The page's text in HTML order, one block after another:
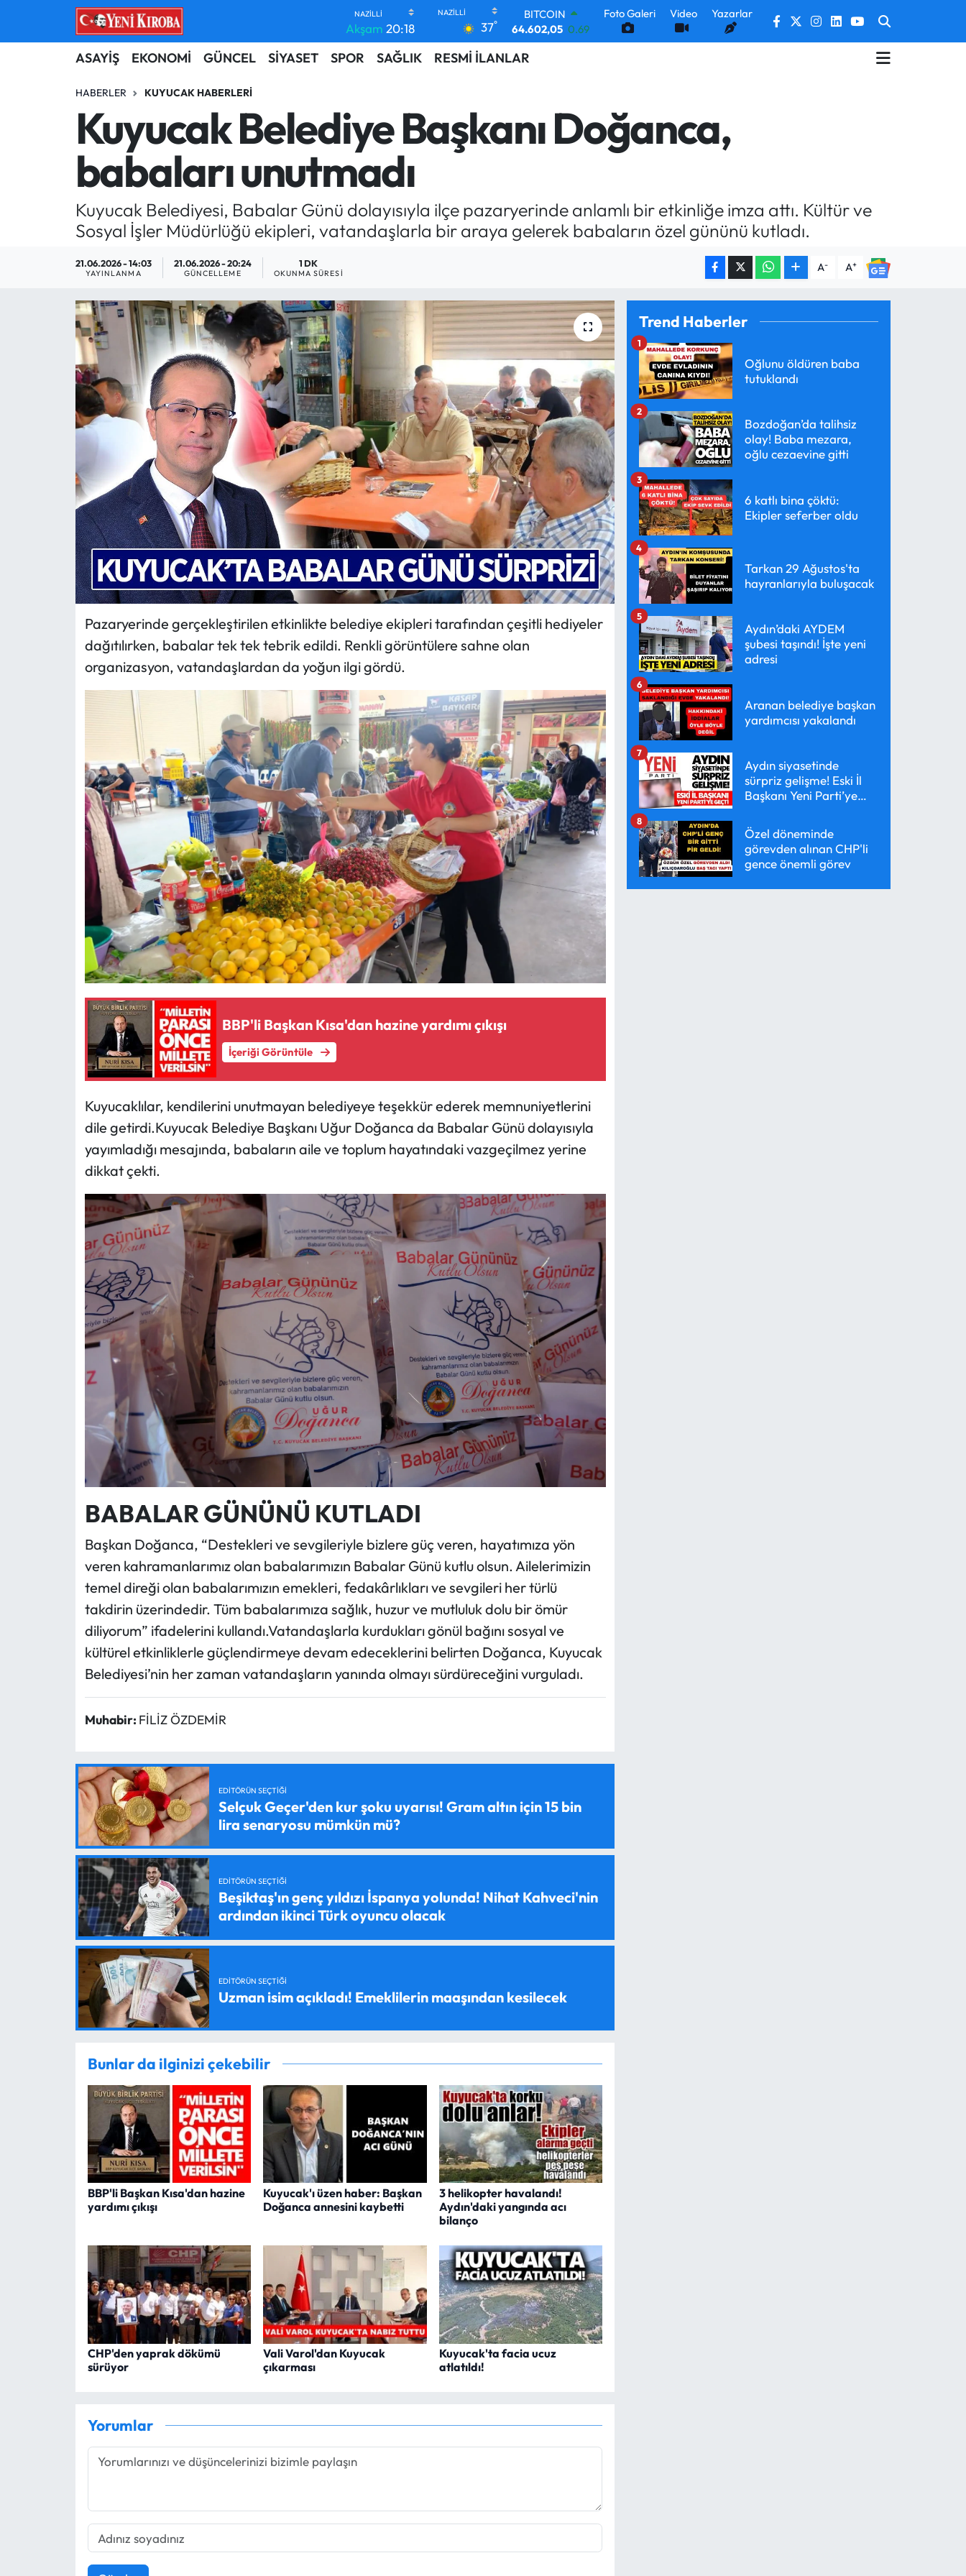
Akşam 20:18 37°
DOLAR
47,6006 0.06
EURO
55,0250
6513.94
0.32
BİST100
Foto Galeri Video Yazarlar
ASAYİŞ EKONOMİ GÜNCEL SİYASET SPOR SAĞLIK RESMİ İLANLAR
HABERLER KUYUCAK HABERLERI
Kuyucak Belediye Başkanı Doğanca,
babaları unutmadı
Kuyucak Belediyesi, Babalar Günü dolayısıyla ilçe pazaryerinde anlamlı bir etkinliğe imza attı. Kültür ve
Sosyal İşler Müdürlüğü ekipleri, vatandaşlarla bir araya gelerek babaların özel gününü kutladı.
21.06.2026 - 14:03
YAYINLANMA
21.06.2026 - 20:24
GÜNCELLEME
1 DK
OKUNMA SÜRESI A- A+
Pazaryerinde gerçekleştirilen etkinlikte belediye ekipleri tarafından çeşitli hediyeler
dağıtılırken, babalar tek tek tebrik edildi. Renkli görüntülere sahne olan
organizasyon, vatandaşlardan da yoğun ilgi gördü.
BBP'li Başkan Kısa'dan hazine yardımı çıkışı
İçeriği Görüntüle
Kuyucaklılar, kendilerini unutmayan belediyeye teşekkür ederek memnuniyetlerini
dile getirdi.Kuyucak Belediye Başkanı Uğur Doğanca da Babalar Günü dolayısıyla
yayımladığı mesajında, babaların aile ve toplum hayatındaki vazgeçilmez yerine
dikkat çekti.
BABALAR GÜNÜNÜ KUTLADI
Başkan Doğanca, “Destekleri ve sevgileriyle bizlere güç veren, hayatımıza yön
veren kahramanlarımız olan babalarımızın Babalar Günü kutlu olsun. Ailelerimizin
temel direği olan babalarımızın emekleri, fedakârlıkları ve sevgileri her türlü
takdirin üzerindedir. Tüm babalarımıza sağlık, huzur ve mutluluk dolu bir ömür
diliyorum” ifadelerini kullandı.Vatandaşlarla kurdukları gönül bağını sosyal ve
kültürel etkinliklerle güçlendirmeye devam edeceklerini belirten Doğanca, Kuyucak
Belediyesi’nin her zaman vatandaşların yanında olmayı sürdüreceğini vurguladı.
Muhabir: FİLİZ ÖZDEMİR
EDITÖRÜN SEÇTIĞI
Selçuk Geçer'den kur şoku uyarısı! Gram altın için 15 bin
lira senaryosu mümkün mü?
EDITÖRÜN SEÇTIĞI
Beşiktaş'ın genç yıldızı İspanya yolunda! Nihat Kahveci'nin
ardından ikinci Türk oyuncu olacak
EDITÖRÜN SEÇTIĞI
Uzman isim açıkladı! Emeklilerin maaşından kesilecek
Bunlar da ilginizi çekebilir
BBP'li Başkan Kısa'dan hazine
yardımı çıkışı
Kuyucak'ı üzen haber: Başkan
Doğanca annesini kaybetti
3 helikopter havalandı!
Aydın'daki yangında acı
bilanço
CHP'den yaprak dökümü
sürüyor
Vali Varol'dan Kuyucak
çıkarması
Kuyucak'ta facia ucuz
atlatıldı!
Yorumlar
Trend Haberler
Oğlunu öldüren baba
tutuklandı
1
Bozdoğan’da talihsiz
olay! Baba mezara,
oğlu cezaevine gitti
2
6 katlı bina çöktü:
Ekipler seferber oldu
3
Tarkan 29 Ağustos'ta
hayranlarıyla buluşacak
4
Aydın’daki AYDEM
şubesi taşındı! İşte yeni
adresi
5
Aranan belediye başkan
yardımcısı yakalandı
6
Aydın siyasetinde
sürpriz gelişme! Eski İl
Başkanı Yeni Parti’ye
7
Özel döneminde
görevden alınan CHP'li
gence önemli görev
8
ASAYİŞ
BİLİM-TEKNOLOJİ
EĞİTİM
EKONOMİ
GÜNCEL
GÜNDEM
MAGAZİN
SAĞLIK
SİYASET
TARIM
TURİZM
YAŞAM
RESMİ İLANLAR
HABER İLAN
Aydın Nöbetçi Eczaneler
Aydın Hava Durumu
Aydin Namaz Vakitleri
Aydın Trafik Yoğunluk Haritası
Süper Lig Puan Durumu ve Fikstür
Tüm Manşetler
Son Dakika Haberleri
Haber Arşivi